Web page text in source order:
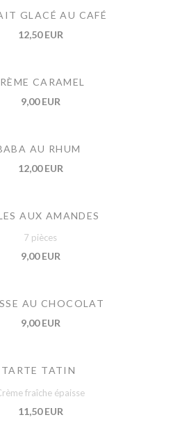
GLACÉ AU CAFÉ
12,50 EUR
CARAMEL
9,00 EUR
AU RHUM
12,00 EUR
AUX AMANDES
7 pièces
9,00 EUR
AU CHOCOLAT
9,00 EUR
TARTE TATIN
fraîche épaisse
11,50 EUR